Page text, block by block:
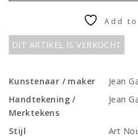
DIT ARTIKEL IS VERKOCHT
Add
Kunstenaar / maker
Jean
Handtekening /
Merktekens
Jean
Stijl
Art